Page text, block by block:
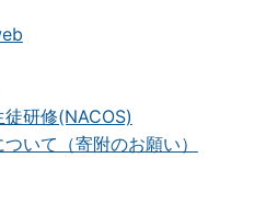
研修(NACOS)
いて（寄附のお願い）